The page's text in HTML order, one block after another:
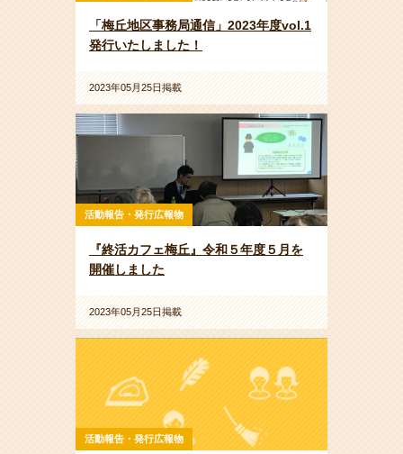
「梅丘地区事務局通信」2023年度vol.1
発行いたしました！
2023年05月25日掲載
活動報告・発行広報物
『終活カフェ梅丘』令和５年度５月を
開催しました
2023年05月25日掲載
活動報告・発行広報物